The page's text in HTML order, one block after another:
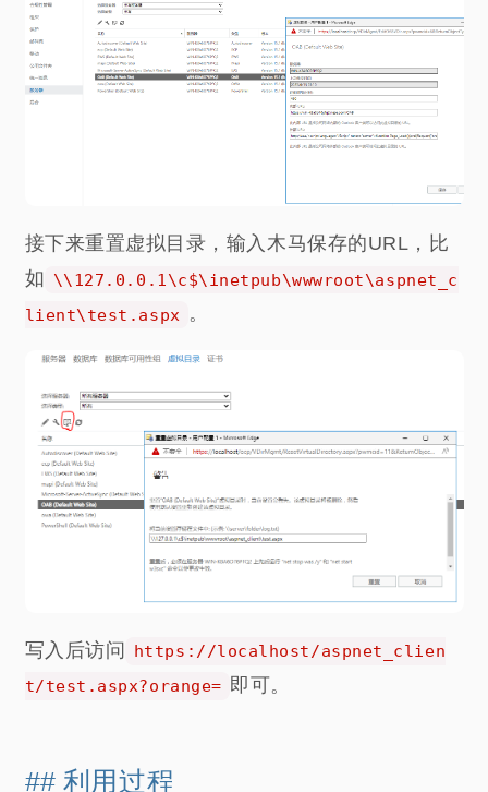
接下来重置虚拟目录，输入木马保存的URL，比
如 \\127.0.0.1\c$\inetpub\wwwroot\aspnet_c
lient\test.aspx 。
写入后访问 https://localhost/aspnet_clien
t/test.aspx?orange= 即可。
利用过程